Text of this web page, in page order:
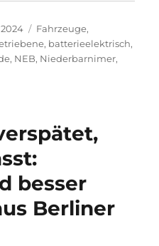
Kategorien
Fahrzeuge,
, batterieelektrisch,
, NEB, Niederbarnimer,
besser
Berliner